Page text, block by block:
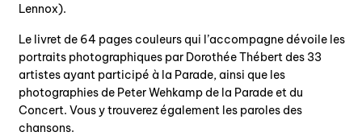
Lennox).
Le livret de 64 pages couleurs qui l’accompagne dévoile les
portraits photographiques par Dorothée Thébert des 33
artistes ayant participé à la Parade, ainsi que les
photographies de Peter Wehkamp de la Parade et du
Concert. Vous y trouverez également les paroles des
chansons.